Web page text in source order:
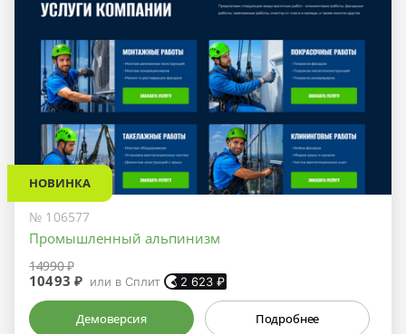
НОВИНКА
№ 106577
Промышленный альпинизм
14990 ₽
10493 ₽ или в Сплит 2 623 ₽
Демоверсия Подробнее